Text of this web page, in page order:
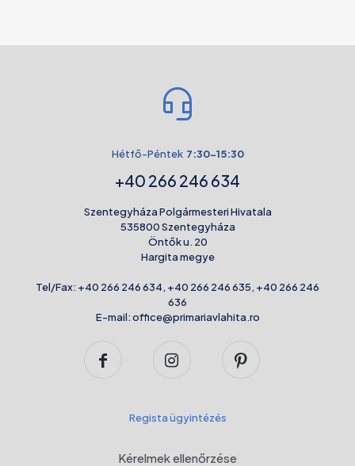
Hétfő-Péntek 7:30-15:30
+40 266 246 634
Szentegyháza Polgármesteri Hivatala
535800 Szentegyháza
Öntők u. 20
Hargita megye
Tel/Fax: +40 266 246 634, +40 266 246 635, +40 266 246
636
E-mail:office@primariavlahita.ro
Regista ügyintézés
Kérelmek ellenőrzése